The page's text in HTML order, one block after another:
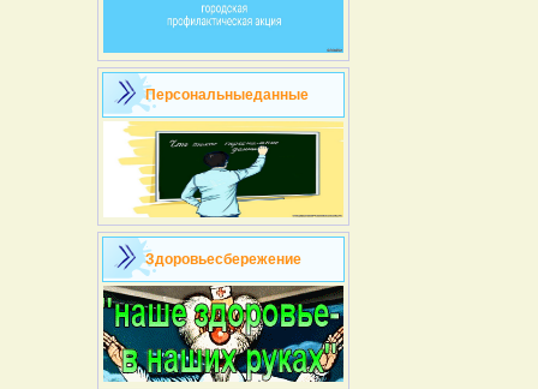
Персональныеданные
Здоровьесбережение